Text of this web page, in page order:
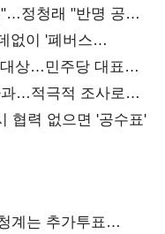
정청래 "반명 공세
없이 '폐버스
상…민주당 대표로
…적극적 조사로
협력 없으면 '공수표'
계는 추가투표